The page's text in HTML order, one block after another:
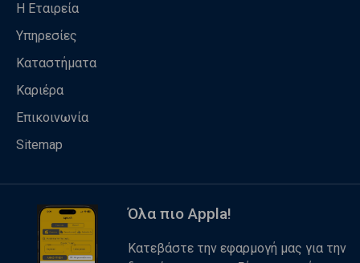
Η Εταιρεία
Υπηρεσίες
Καταστήματα
Καριέρα
Επικοινωνία
Sitemap
Όλα πιο Appla!
Κατεβάστε την εφαρμογή μας για την